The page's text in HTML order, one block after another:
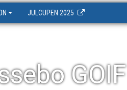
JULCUPEN 2025
GOIF